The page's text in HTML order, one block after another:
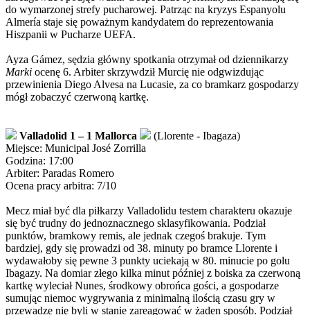
do wymarzonej strefy pucharowej. Patrząc na kryzys Espanyolu
Almería staje się poważnym kandydatem do reprezentowania
Hiszpanii w Pucharze UEFA.
Ayza Gámez, sędzia główny spotkania otrzymał od dziennikarzy
Marki ocenę 6. Arbiter skrzywdził Murcię nie odgwizdując
przewinienia Diego Alvesa na Lucasie, za co bramkarz gospodarzy
mógł zobaczyć czerwoną kartkę.
Valladolid 1 – 1 Mallorca
(Llorente - Ibagaza)
Miejsce: Municipal José Zorrilla
Godzina: 17:00
Arbiter: Paradas Romero
Ocena pracy arbitra: 7/10
Mecz miał być dla piłkarzy Valladolidu testem charakteru okazuje
się być trudny do jednoznacznego sklasyfikowania. Podział
punktów, bramkowy remis, ale jednak czegoś brakuje. Tym
bardziej, gdy się prowadzi od 38. minuty po bramce Llorente i
wydawałoby się pewne 3 punkty uciekają w 80. minucie po golu
Ibagazy. Na domiar złego kilka minut później z boiska za czerwoną
kartkę wyleciał Nunes, środkowy obrońca gości, a gospodarze
sumując niemoc wygrywania z minimalną ilością czasu gry w
przewadze nie byli w stanie zareagować w żaden sposób. Podział